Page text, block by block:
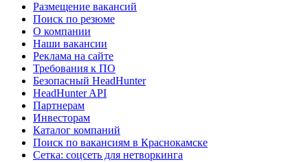
Размещение вакансий
Поиск по резюме
О компании
Наши вакансии
Реклама на сайте
Требования к ПО
Безопасный HeadHunter
HeadHunter API
Партнерам
Инвесторам
Каталог компаний
Поиск по вакансиям в Краснокамске
Сетка: соцсеть для нетворкинга